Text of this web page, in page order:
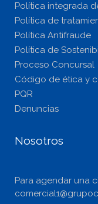
Política integrada
Política de
Política Antifraude
Política de
Proceso Concursal
Código de ética y
PQR
Denuncias
Nosotros
Para agendar una